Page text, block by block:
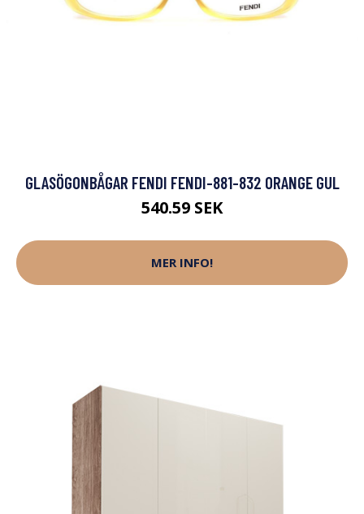
GLASÖGONBÅGAR FENDI FENDI-881-832 ORANGE GUL
540.59 SEK
MER INFO!